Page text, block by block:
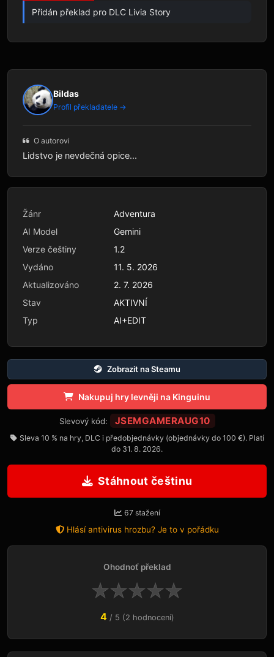
Přidán překlad pro DLC Livia Story
Bildas
Profil překladatele →
O autorovi
Lidstvo je nevdečná opice...
Žánr
Adventura
AI Model
Gemini
Verze češtiny
1.2
Vydáno
11. 5. 2026
Aktualizováno
2. 7. 2026
Stav
AKTIVNÍ
Typ
AI+EDIT
Zobrazit na Steamu
Nakupuj hry levněji na Kinguinu
Slevový kód: JSEMGAMERAUG10
Sleva 10 % na hry, DLC i předobjednávky (objednávky do 100 €). Platí
do 31. 8. 2026.
Stáhnout češtinu
67 stažení
Hlásí antivirus hrozbu? Je to v pořádku
Ohodnoť překlad
★★★★★
4/ 5 (2 hodnocení)